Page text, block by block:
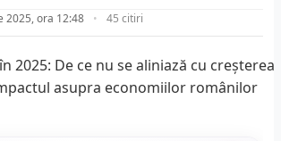
2025, ora 12:48 45 citiri